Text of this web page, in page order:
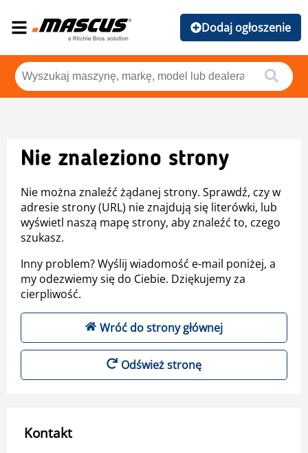
Dodaj ogłoszenie
Nie znaleziono strony
Nie można znaleźć żądanej strony. Sprawdź, czy w
adresie strony (URL) nie znajdują się literówki, lub
wyświetl naszą mapę strony, aby znaleźć to, czego
szukasz.
Inny problem? Wyślij wiadomość e-mail poniżej, a
my odezwiemy się do Ciebie. Dziękujemy za
cierpliwość.
Wróć do strony głównej
Odśwież stronę
Kontakt